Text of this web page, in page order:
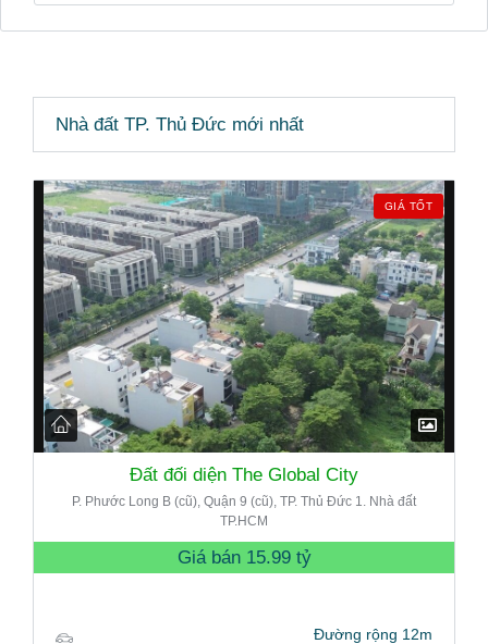
Nhà đất TP. Thủ Đức mới nhất
GIÁ TỐT
Đất đối diện The Global City
P. Phước Long B (cũ), Quận 9 (cũ), TP. Thủ Đức 1. Nhà đất
TP.HCM
Giá bán 15.99 tỷ
Đường rộng 12m